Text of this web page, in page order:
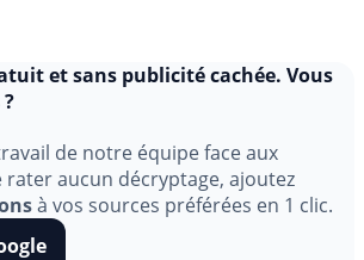
de notre équipe face aux
aucun décryptage, ajoutez
à vos sources préférées en 1 clic.